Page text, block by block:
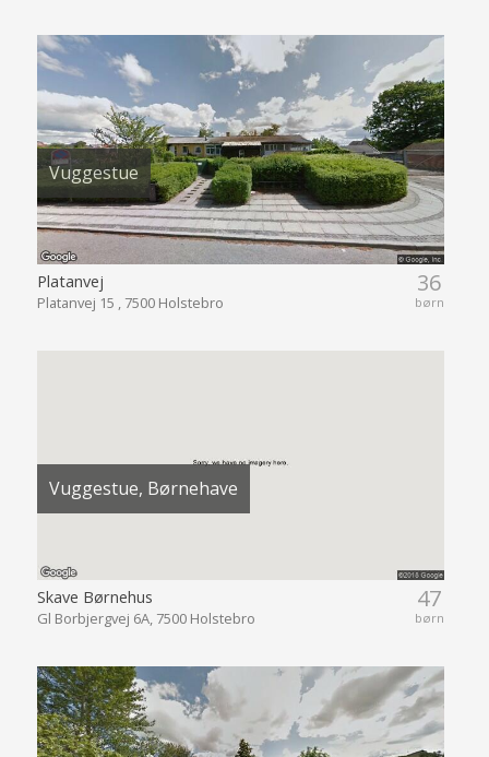
Vuggestue
36
børn
Platanvej
Platanvej 15 , 7500 Holstebro
Vuggestue, Børnehave
47
børn
Skave Børnehus
Gl Borbjergvej 6A, 7500 Holstebro